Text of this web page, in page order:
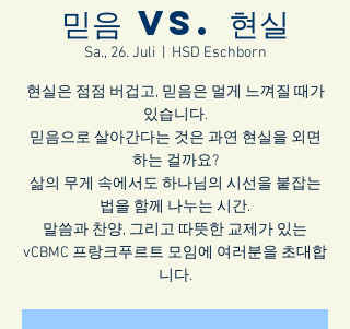
믿음 vs. 현실
Sa., 26. Juli HSD Eschborn
현실은 점점 버겁고, 믿음은 멀게 느껴질 때가
있습니다.
믿음으로 살아간다는 것은 과연 현실을 외면
하는 걸까요?
삶의 무게 속에서도 하나님의 시선을 붙잡는
법을 함께 나누는 시간.
말씀과 찬양, 그리고 따뜻한 교제가 있는
vCBMC 프랑크푸르트 모임에 여러분을 초대합
니다.